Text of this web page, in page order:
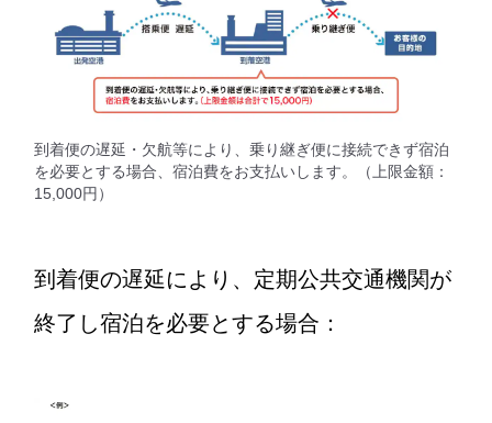
到着便の遅延・欠航等により、乗り継ぎ便に接続できず宿泊
を必要とする場合、宿泊費をお支払いします。（上限金額：
15,000円）
到着便の遅延により、定期公共交通機関が
終了し宿泊を必要とする場合：